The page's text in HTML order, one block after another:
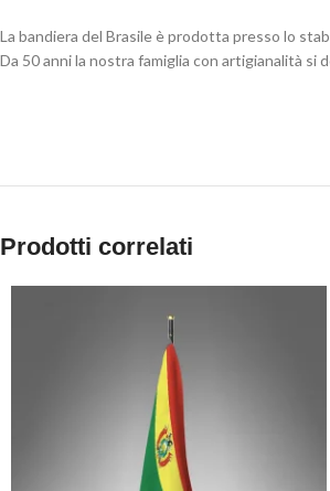
La bandiera del Brasile è prodotta presso lo
Da 50 anni la nostra famiglia con artigianalità si
Prodotti correlati